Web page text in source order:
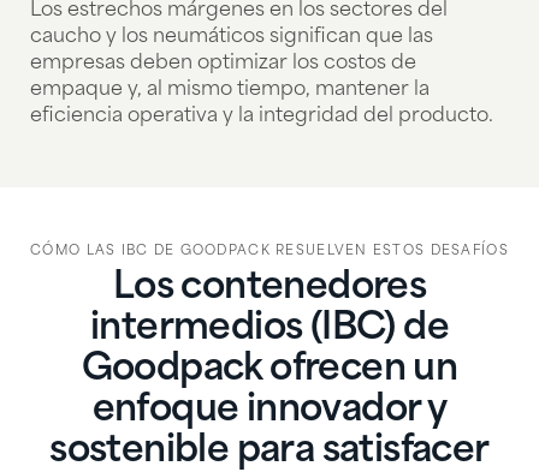
Los estrechos márgenes en los sectores del
caucho y los neumáticos significan que las
empresas deben optimizar los costos de
empaque y, al mismo tiempo, mantener la
eficiencia operativa y la integridad del producto.
CÓMO LAS IBC DE GOODPACK RESUELVEN ESTOS DESAFÍOS
Los contenedores
intermedios (IBC) de
Goodpack ofrecen un
enfoque innovador y
sostenible para satisfacer